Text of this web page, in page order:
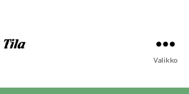
Valikko